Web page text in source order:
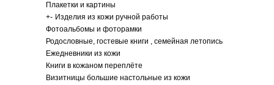
Плакетки и картины
+- Изделия из кожи ручной работы
Фотоальбомы и фоторамки
Родословные, гостевые книги , семейная летопись
Ежедневники из кожи
Книги в кожаном переплёте
Визитницы большие настольные из кожи